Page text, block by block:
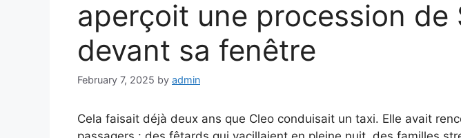
aperçoit une procession de
devant sa fenêtre
February 7, 2025 by admin
Cela faisait déjà deux ans que Cleo conduisait un taxi. Elle avait